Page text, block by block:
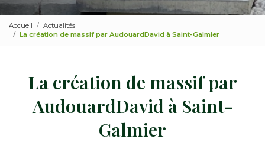
Accueil
Actualités
La création de massif par AudouardDavid à Saint-Galmier
La création de massif par
AudouardDavid à Saint-
Galmier